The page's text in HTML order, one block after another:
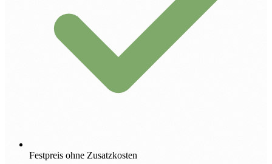
Festpreis ohne Zusatzkosten